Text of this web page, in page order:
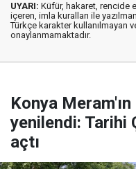
UYARI: Küfür, hakaret, rencide
içeren, imla kuralları ile
Türkçe karakter kullanılmayan
onaylanmamaktadır.
Konya
yenilendi: Tarihi
açtı